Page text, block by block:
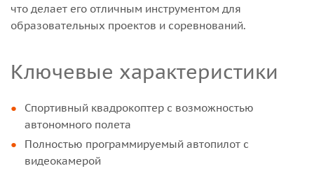
что делает его отличным инструментом для
образовательных проектов и соревнований.
Ключевые характеристики
Спортивный квадрокоптер с возможностью
автономного полета
Полностью программируемый автопилот с
видеокамерой